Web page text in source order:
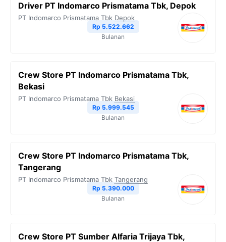
o
e
r
A
i
n
k
Driver PT Indomarco Prismatama Tbk, Depok
PT Indomarco Prismatama Tbk Depok
Rp 5.522.662
Bulanan
Crew Store PT Indomarco Prismatama Tbk,
Bekasi
PT Indomarco Prismatama Tbk Bekasi
Rp 5.999.545
Bulanan
Crew Store PT Indomarco Prismatama Tbk,
Tangerang
PT Indomarco Prismatama Tbk Tangerang
Rp 5.390.000
Bulanan
Crew Store PT Sumber Alfaria Trijaya Tbk,